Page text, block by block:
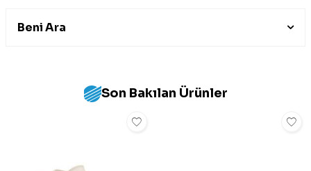
Beni Ara
Son Bakılan Ürünler